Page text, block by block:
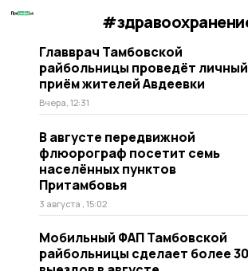
Главврач Тамбовской
райбольницы проведёт личный
приём жителей Авдеевки
Вчера, 12:31
В августе передвижной
флюорограф посетит семь
населённых пунктов
Притамбовья
3 августа , 15:02
Мобильный ФАП Тамбовской
райбольницы сделает более 30